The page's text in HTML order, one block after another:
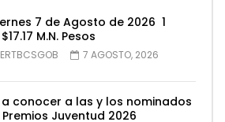
7 de Agosto de 2026 1
M.N. Pesos
7 AGOSTO, 2026
a conocer a las y los nominados
Juventud 2026